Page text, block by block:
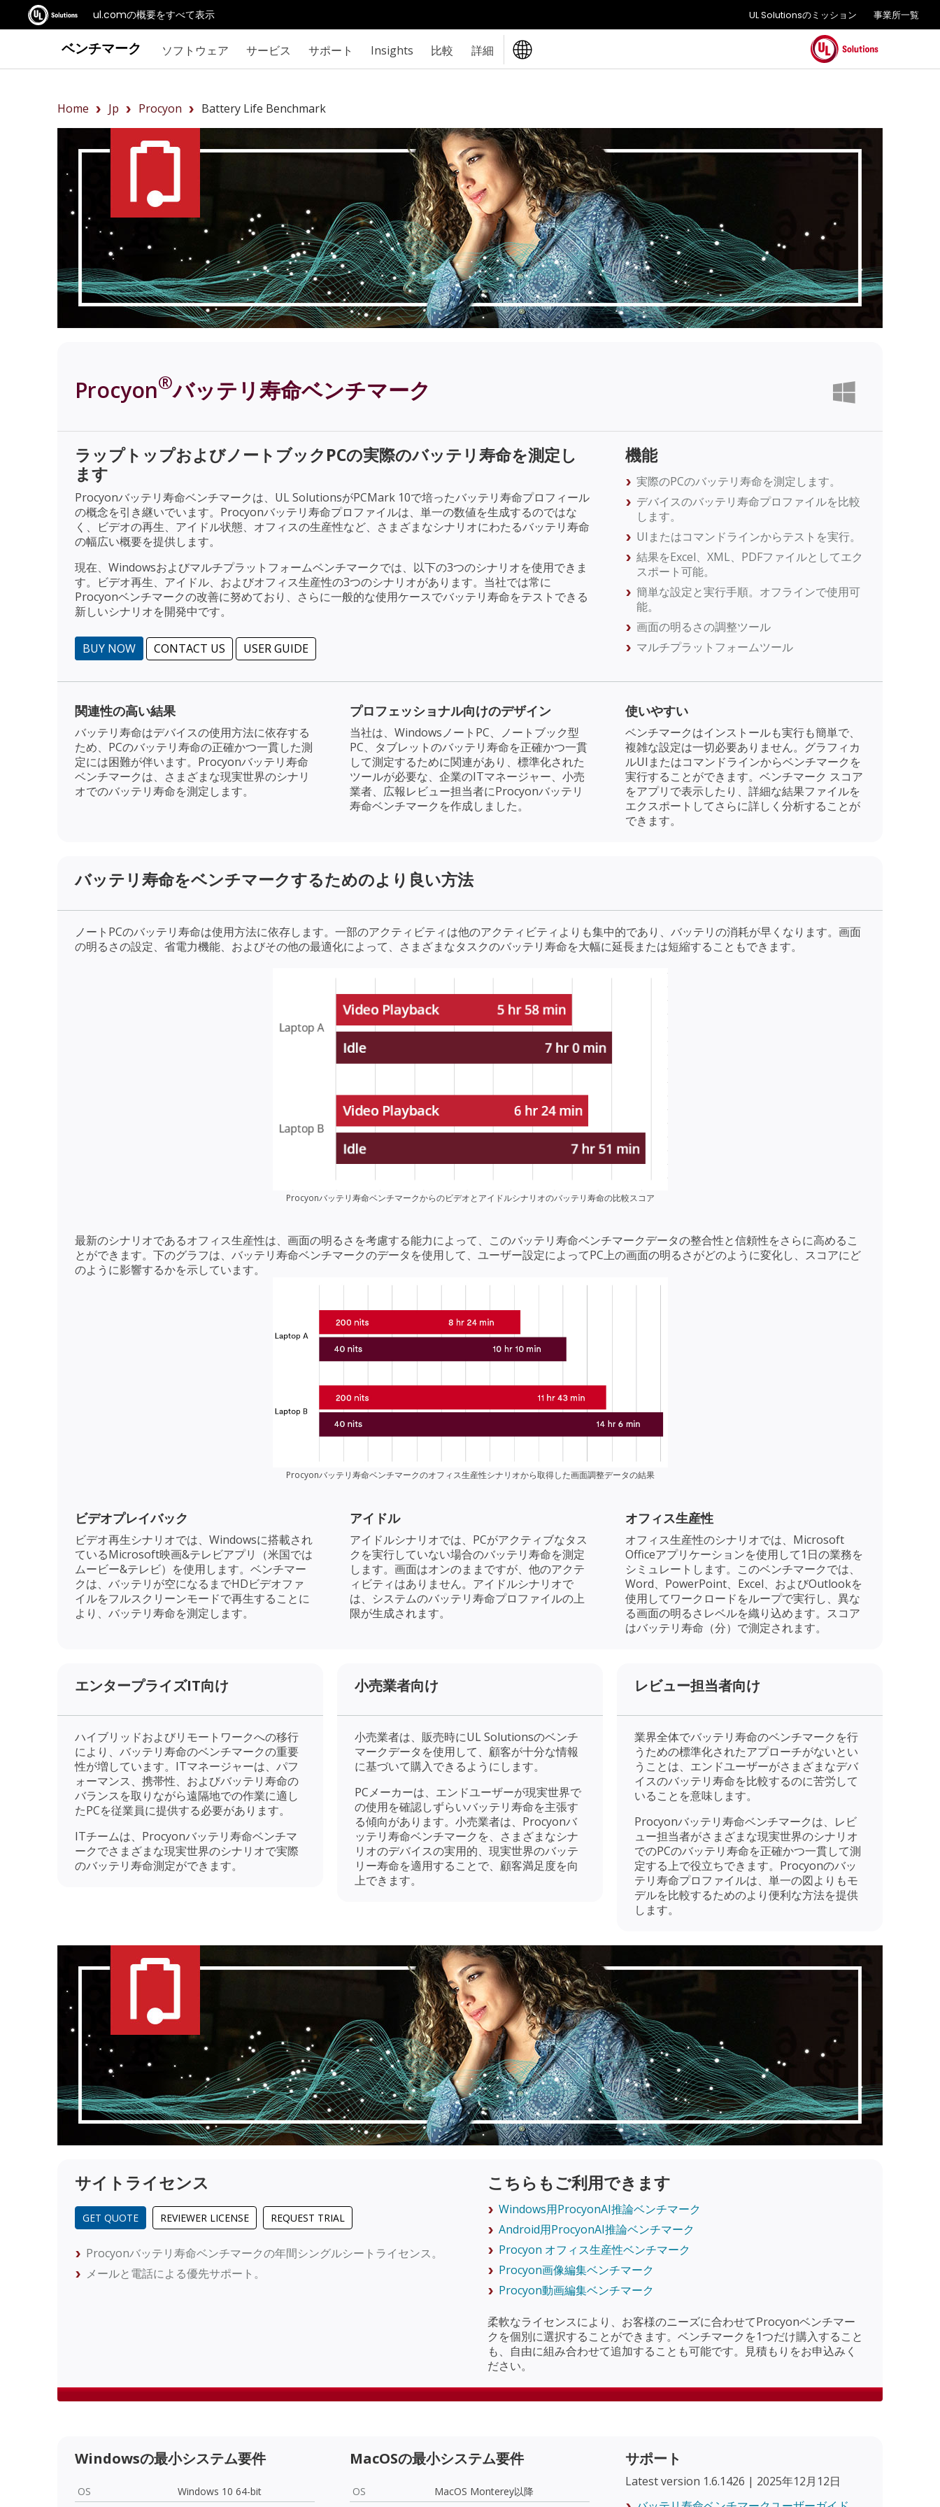
ul.comの概要をすべて表示 UL Solutionsのミッション 事業所一覧
ベンチマーク ソフトウェア サービス サポート Insights 比較 詳細
Home Jp Procyon Battery Life Benchmark
Procyon®バッテリ寿命ベンチマーク
ラップトップおよびノートブックPCの実際のバッテリ寿命を測定し
ます
Procyonバッテリ寿命ベンチマークは、UL SolutionsがPCMark 10で培ったバッテリ寿命プロフィール
の概念を引き継いでいます。Procyonバッテリ寿命プロファイルは、単一の数値を生成するのではな
く、ビデオの再生、アイドル状態、オフィスの生産性など、さまざまなシナリオにわたるバッテリ寿命
の幅広い概要を提供します。
現在、Windowsおよびマルチプラットフォームベンチマークでは、以下の3つのシナリオを使用できま
す。ビデオ再生、アイドル、およびオフィス生産性の3つのシナリオがあります。当社では常に
Procyonベンチマークの改善に努めており、さらに一般的な使用ケースでバッテリ寿命をテストできる
新しいシナリオを開発中です。
BUY NOW CONTACT US USER GUIDE
機能
実際のPCのバッテリ寿命を測定します。
デバイスのバッテリ寿命プロファイルを比較
します。
UIまたはコマンドラインからテストを実行。
結果をExcel、XML、PDFファイルとしてエク
スポート可能。
簡単な設定と実行手順。オフラインで使用可
能。
画面の明るさの調整ツール
マルチプラットフォームツール
関連性の高い結果
バッテリ寿命はデバイスの使用方法に依存する
ため、PCのバッテリ寿命の正確かつ一貫した測
定には困難が伴います。Procyonバッテリ寿命
ベンチマークは、さまざまな現実世界のシナリ
オでのバッテリ寿命を測定します。
プロフェッショナル向けのデザイン
当社は、WindowsノートPC、ノートブック型
PC、タブレットのバッテリ寿命を正確かつ一貫
して測定するために関連があり、標準化された
ツールが必要な、企業のITマネージャー、小売
業者、広報レビュー担当者にProcyonバッテリ
寿命ベンチマークを作成しました。
使いやすい
ベンチマークはインストールも実行も簡単で、
複雑な設定は一切必要ありません。グラフィカ
ルUIまたはコマンドラインからベンチマークを
実行することができます。ベンチマーク スコア
をアプリで表示したり、詳細な結果ファイルを
エクスポートしてさらに詳しく分析することが
できます。
バッテリ寿命をベンチマークするためのより良い方法
ノートPCのバッテリ寿命は使用方法に依存します。一部のアクティビティは他のアクティビティよりも集中的であり、バッテリの消耗が早くなります。画面
の明るさの設定、省電力機能、およびその他の最適化によって、さまざまなタスクのバッテリ寿命を大幅に延長または短縮することもできます。
Procyonバッテリ寿命ベンチマークからのビデオとアイドルシナリオのバッテリ寿命の比較スコア
最新のシナリオであるオフィス生産性は、画面の明るさを考慮する能力によって、このバッテリ寿命ベンチマークデータの整合性と信頼性をさらに高めるこ
とができます。下のグラフは、バッテリ寿命ベンチマークのデータを使用して、ユーザー設定によってPC上の画面の明るさがどのように変化し、スコアにど
のように影響するかを示しています。
Procyonバッテリ寿命ベンチマークのオフィス生産性シナリオから取得した画面調整データの結果
ビデオプレイバック
ビデオ再生シナリオでは、Windowsに搭載され
ているMicrosoft映画&テレビアプリ（米国では
ムービー&テレビ）を使用します。ベンチマー
クは、バッテリが空になるまでHDビデオファ
イルをフルスクリーンモードで再生することに
より、バッテリ寿命を測定します。
アイドル
アイドルシナリオでは、PCがアクティブなタス
クを実行していない場合のバッテリ寿命を測定
します。画面はオンのままですが、他のアクテ
ィビティはありません。アイドルシナリオで
は、システムのバッテリ寿命プロファイルの上
限が生成されます。
オフィス生産性
オフィス生産性のシナリオでは、Microsoft
Officeアプリケーションを使用して1日の業務を
シミュレートします。このベンチマークでは、
Word、PowerPoint、Excel、およびOutlookを
使用してワークロードをループで実行し、異な
る画面の明るさレベルを織り込めます。スコア
はバッテリ寿命（分）で測定されます。
エンタープライズIT向け
ハイブリッドおよびリモートワークへの移行
により、バッテリ寿命のベンチマークの重要
性が増しています。ITマネージャーは、パフ
ォーマンス、携帯性、およびバッテリ寿命の
バランスを取りながら遠隔地での作業に適し
たPCを従業員に提供する必要があります。
ITチームは、Procyonバッテリ寿命ベンチマ
ークでさまざまな現実世界のシナリオで実際
のバッテリ寿命測定ができます。
小売業者向け
小売業者は、販売時にUL Solutionsのベンチ
マークデータを使用して、顧客が十分な情報
に基づいて購入できるようにします。
PCメーカーは、エンドユーザーが現実世界で
の使用を確認しずらいバッテリ寿命を主張す
る傾向があります。小売業者は、Procyonバ
ッテリ寿命ベンチマークを、さまざまなシナ
リオのデバイスの実用的、現実世界のバッテ
リー寿命を適用することで、顧客満足度を向
上できます。
レビュー担当者向け
業界全体でバッテリ寿命のベンチマークを行
うための標準化されたアプローチがないとい
うことは、エンドユーザーがさまざまなデバ
イスのバッテリ寿命を比較するのに苦労して
いることを意味します。
Procyonバッテリ寿命ベンチマークは、レビ
ュー担当者がさまざまな現実世界のシナリオ
でのPCのバッテリ寿命を正確かつ一貫して測
定する上で役立ちできます。Procyonのバッ
テリ寿命プロファイルは、単一の図よりもモ
デルを比較するためのより便利な方法を提供
します。
サイトライセンス
GET QUOTE REVIEWER LICENSE REQUEST TRIAL
Procyonバッテリ寿命ベンチマークの年間シングルシートライセンス。
メールと電話による優先サポート。
こちらもご利用できます
Windows用ProcyonAI推論ベンチマーク
Android用ProcyonAI推論ベンチマーク
Procyon オフィス生産性ベンチマーク
Procyon画像編集ベンチマーク
Procyon動画編集ベンチマーク
柔軟なライセンスにより、お客様のニーズに合わせてProcyonベンチマー
クを個別に選択することができます。ベンチマークを1つだけ購入すること
も、自由に組み合わせて追加することも可能です。見積もりをお申込みく
ださい。
Windowsの最小システム要件
OS
Windows 10 64-bit
MacOSの最小システム要件
OS
MacOS Monterey以降
サポート
Latest version 1.6.1426 | 2025年12月12日